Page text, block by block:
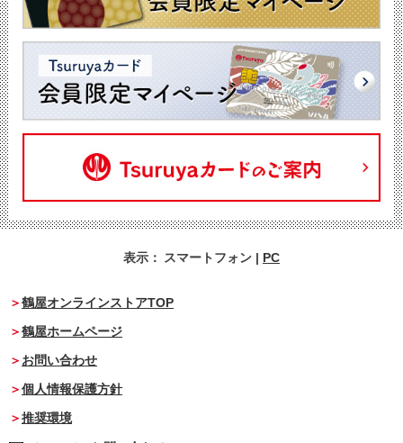
表示： スマートフォン | PC
鶴屋オンラインストアTOP
鶴屋ホームページ
お問い合わせ
個人情報保護方針
推奨環境